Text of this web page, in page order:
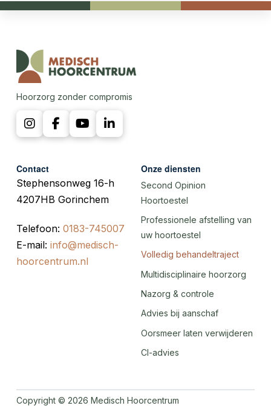
Hoorzorg zonder compromis
Contact
Stephensonweg 16-h
4207HB Gorinchem
Telefoon: 0183-745007
E-mail: info@medisch-
hoorcentrum.nl
Onze diensten
Second Opinion
Hoortoestel
Professionele afstelling van
uw hoortoestel
Volledig behandeltraject
Multidisciplinaire hoorzorg
Nazorg & controle
Advies bij aanschaf
Oorsmeer laten verwijderen
CI-advies
Copyright © 2026 Medisch Hoorcentrum